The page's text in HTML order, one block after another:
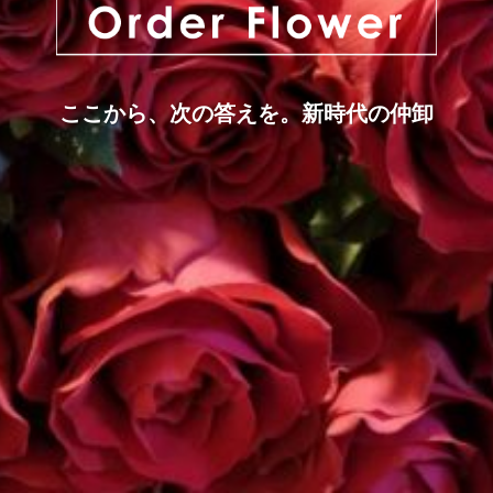
ここから、次の答えを。新時代の仲卸